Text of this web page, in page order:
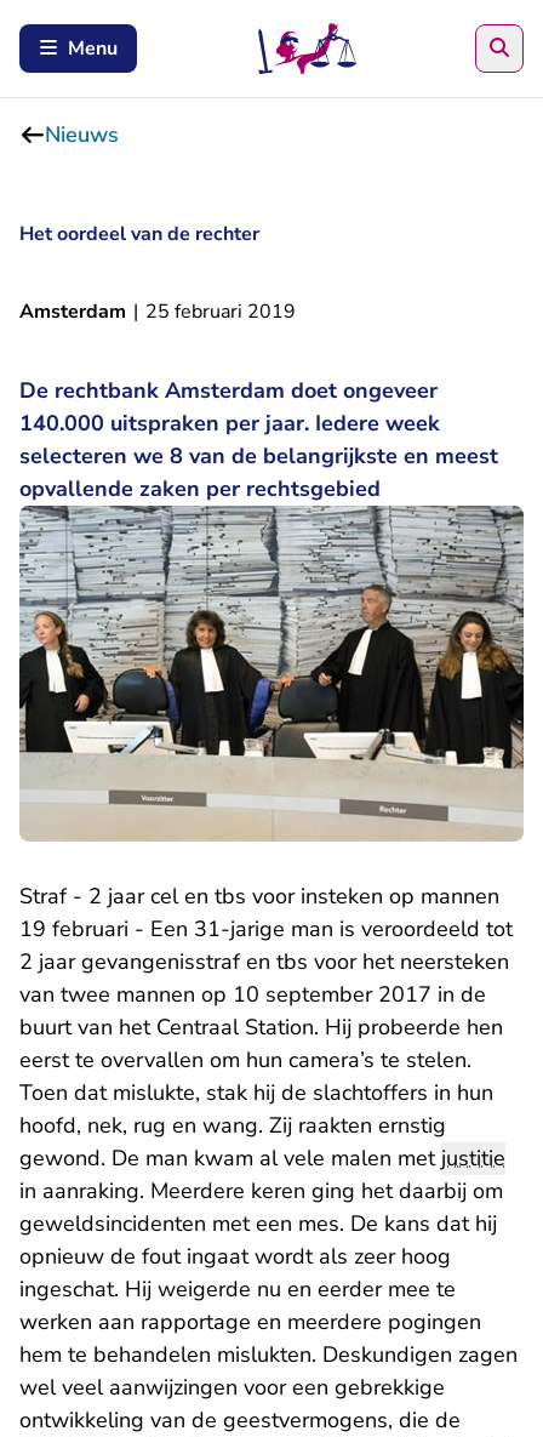
Menu
Nieuws
Het oordeel van de rechter
Amsterdam | 25 februari 2019
De rechtbank Amsterdam doet ongeveer
140.000 uitspraken per jaar. Iedere week
selecteren we 8 van de belangrijkste en meest
opvallende zaken per rechtsgebied
Straf - 2 jaar cel en tbs voor insteken op mannen
19 februari - Een 31-jarige man is veroordeeld tot
2 jaar gevangenisstraf en tbs voor het neersteken
van twee mannen op 10 september 2017 in de
buurt van het Centraal Station. Hij probeerde hen
eerst te overvallen om hun camera’s te stelen.
Toen dat mislukte, stak hij de slachtoffers in hun
hoofd, nek, rug en wang. Zij raakten ernstig
gewond. De man kwam al vele malen met justitie
in aanraking. Meerdere keren ging het daarbij om
geweldsincidenten met een mes. De kans dat hij
opnieuw de fout ingaat wordt als zeer hoog
ingeschat. Hij weigerde nu en eerder mee te
werken aan rapportage en meerdere pogingen
hem te behandelen mislukten. Deskundigen zagen
wel veel aanwijzingen voor een gebrekkige
ontwikkeling van de geestvermogens, die de